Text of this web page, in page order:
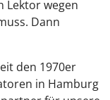
Lektor wegen
Dann
den 1970er
in Hamburg